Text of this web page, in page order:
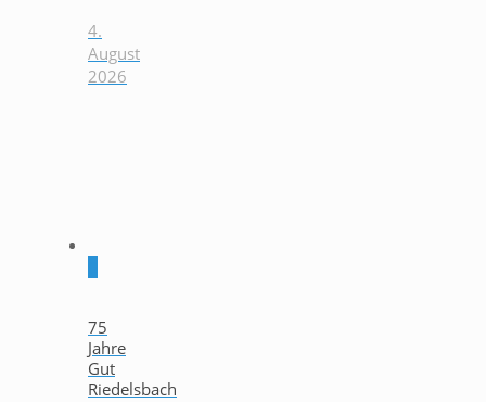
4.
August
2026
75
Jahre
Gut
Riedelsbach